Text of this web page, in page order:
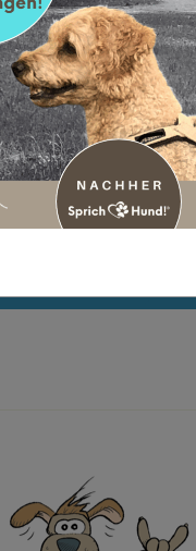
GEFÄHRLICHER CLICKER???